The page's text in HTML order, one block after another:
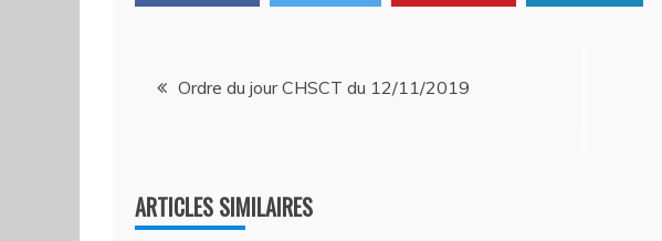
Navigation
l’article
Ordre du jour CHSCT du 12/11/2019
ARTICLES SIMILAIRES